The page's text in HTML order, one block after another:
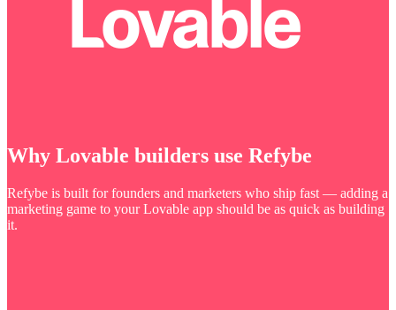
Why Lovable builders use Refybe
Refybe is built for founders and marketers who ship fast — adding a
marketing game to your Lovable app should be as quick as building
it.